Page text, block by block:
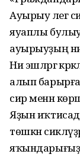
Ауырыу әлегә
яуаплы
ауырыуҙың ни
Ни эшләргә
алып барырға
сир менән
Яҙын
төшкән